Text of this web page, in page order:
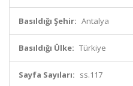
Basıldığı Şehir: Antalya
Basıldığı Ülke: Türkiye
Sayfa Sayıları: ss.117